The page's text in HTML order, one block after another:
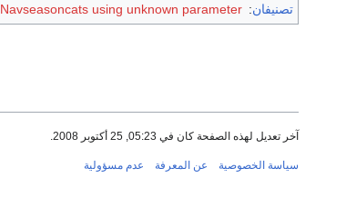
تصنيفان:
Navseasoncats using unknown parameter
آخر تعديل لهذه الصفحة كان في 05:23, 25 أكتوبر 2008.
سياسة الخصوصية عن المعرفة عدم مسؤولية